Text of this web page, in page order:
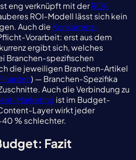
eng verknüpft mit derROI-
ROI-Modell lässt sich kein
Auch die Konkurrenz-
Vorarbeit: erst aus dem
ergibt sich, welches
Branchen-spezifischen
die jeweiligen Branchen-Artikel
) — Branchen-Spezifika
Auch die Verbindung zu
Marketing ist im Budget-
Layer wirkt jeder
% schlechter.
Fazit